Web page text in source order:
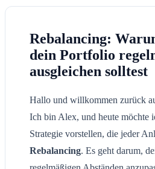
Rebalancing:
dein Portfolio
ausgleichen solltest
Hallo und willkommen zurück
Ich bin Alex, und heute möchte
Strategie vorstellen, die jeder
Rebalancing. Es geht darum,